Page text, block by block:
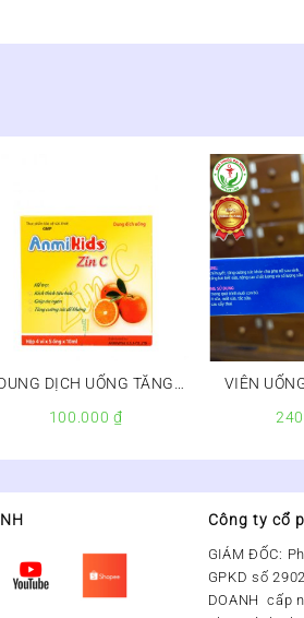
DỊCH UỐNG TĂNG
100.000₫
VIÊN
Công ty cổ
GIÁM ĐỐC:
GPKD số
DOANH cấp